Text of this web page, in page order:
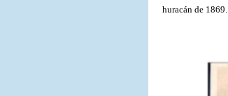
huracán de 1869.